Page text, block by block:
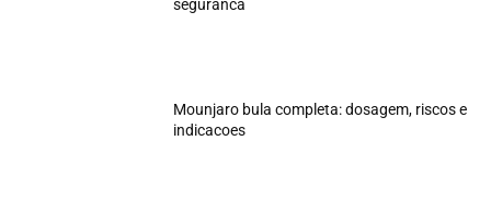
seguranca
Mounjaro bula completa: dosagem, riscos e
indicacoes